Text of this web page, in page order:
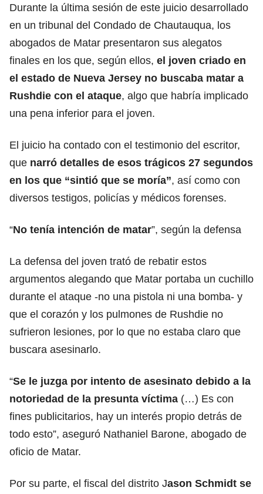
Durante la última sesión de este juicio desarrollado
en un tribunal del Condado de Chautauqua, los
abogados de Matar presentaron sus alegatos
finales en los que, según ellos, el joven criado en
el estado de Nueva Jersey no buscaba matar a
Rushdie con el ataque, algo que habría implicado
una pena inferior para el joven.
El juicio ha contado con el testimonio del escritor,
que narró detalles de esos trágicos 27 segundos
en los que “sintió que se moría”, así como con
diversos testigos, policías y médicos forenses.
“No tenía intención de matar”, según la defensa
La defensa del joven trató de rebatir estos
argumentos alegando que Matar portaba un cuchillo
durante el ataque -no una pistola ni una bomba- y
que el corazón y los pulmones de Rushdie no
sufrieron lesiones, por lo que no estaba claro que
buscara asesinarlo.
“Se le juzga por intento de asesinato debido a la
notoriedad de la presunta víctima (…) Es con
fines publicitarios, hay un interés propio detrás de
todo esto”, aseguró Nathaniel Barone, abogado de
oficio de Matar.
Por su parte, el fiscal del distrito Jason Schmidt se